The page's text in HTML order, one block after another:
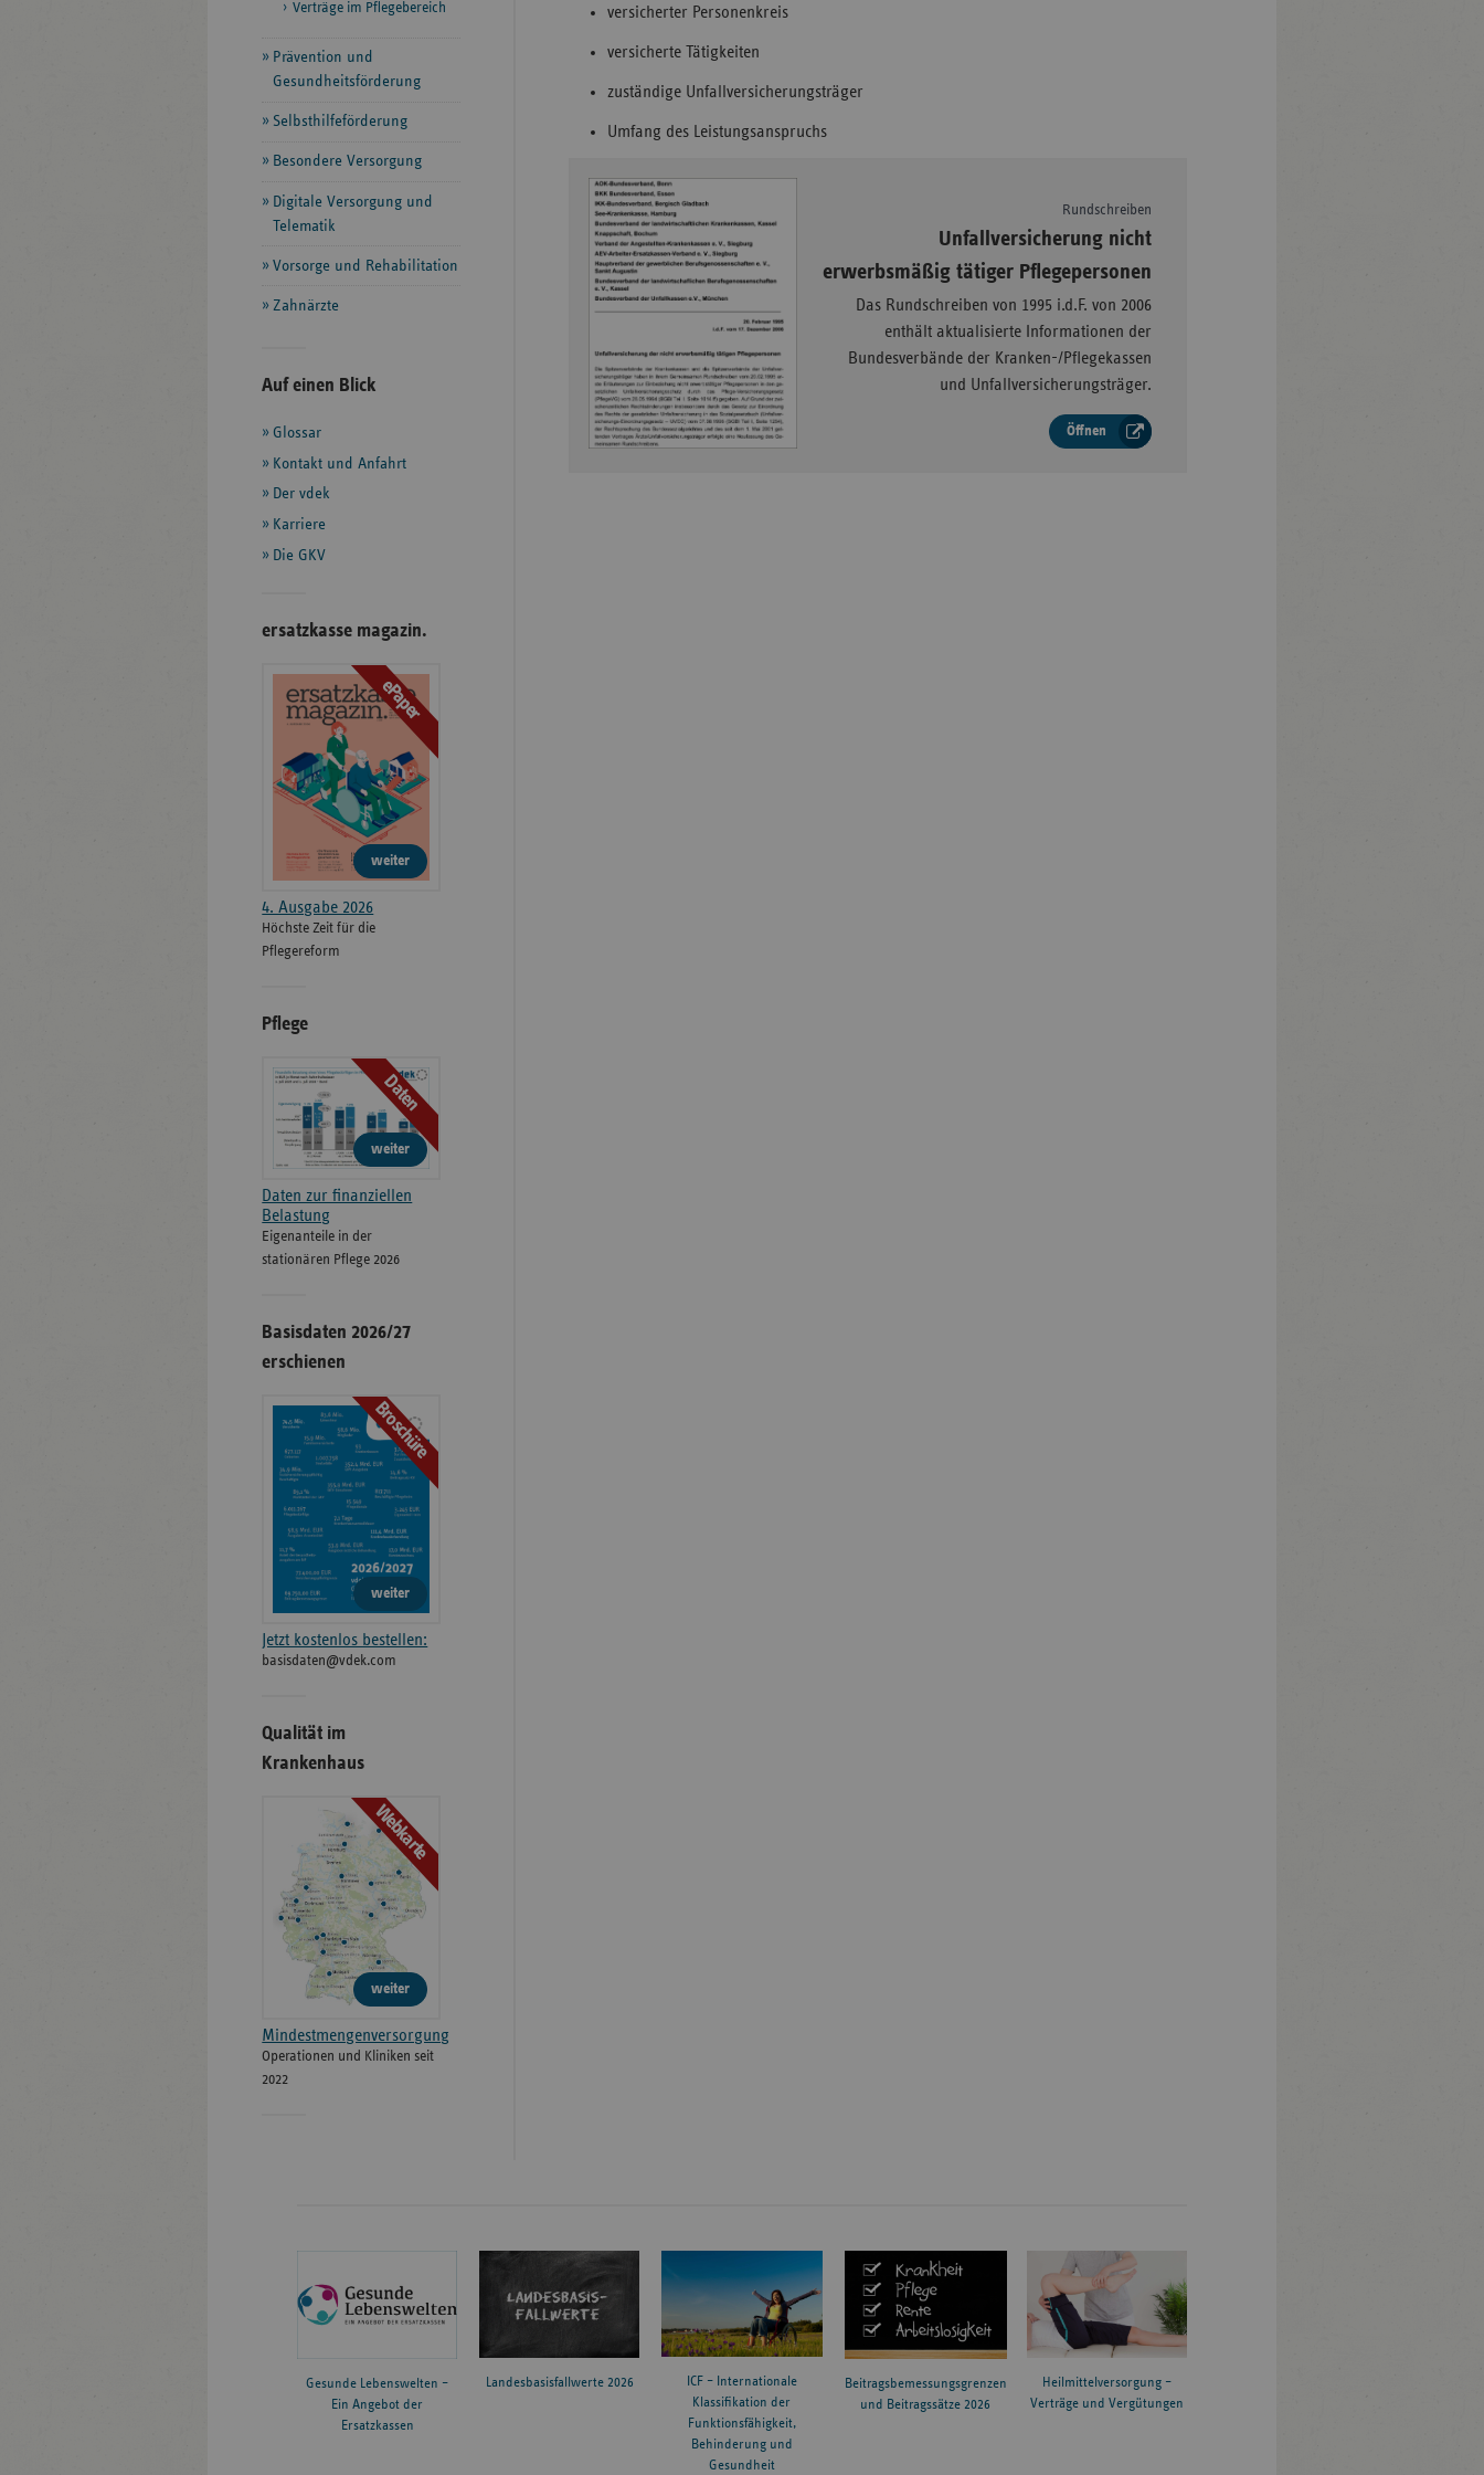
versicherter Personenkreis
versicherte Tätigkeiten
zuständige Unfallversicherungsträger
Umfang des Leistungsanspruchs
Rundschreiben
–
Unfallversicherung nicht
erwerbsmäßig tätiger Pflegepersonen
Das Rundschreiben von 1995 i.d.F. von 2006
enthält aktualisierte Informationen der
Bundesverbände der Kranken-/Pflegekassen
und Unfallversicherungsträger.
Öffnen
Verträge im Pflegebereich
Prävention und
Gesundheitsförderung
Selbsthilfeförderung
Besondere Versorgung
Digitale Versorgung und
Telematik
Vorsorge und Rehabilitation
Zahnärzte
Seitenleiste
weiteren
Informationen
Auf einen Blick
Glossar
Kontakt und Anfahrt
Der vdek
Karriere
Die GKV
ersatzkasse magazin.
ePaper
weiter
4. Ausgabe 2026
Höchste Zeit für die
Pflegereform
Pflege
Daten
weiter
Daten zur finanziellen
Belastung
Eigenanteile in der
stationären Pflege 2026
Basisdaten 2026/27
erschienen
Broschüre
weiter
Jetzt kostenlos bestellen:
basisdaten@vdek.com
Qualität im
Krankenhaus
Webkarte
weiter
Mindestmengenversorgung
Operationen und Kliniken seit
2022
Gesunde Lebenswelten –
Ein Angebot der
Ersatzkassen
Landesbasisfallwerte 2026
ICF – Internationale
Klassifikation der
Funktionsfähigkeit,
Behinderung und
Gesundheit
Beitragsbemessungsgrenzen
und Beitragssätze 2026
Heilmittelversorgung –
Verträge und Vergütungen